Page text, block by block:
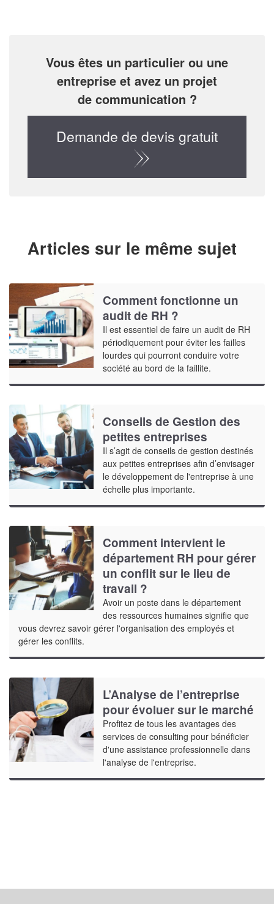
Vous êtes un particulier ou une
entreprise et avez un projet
de communication ?
Demande de devis gratuit
Articles sur le même sujet
Comment fonctionne un
audit de RH ?
Il est essentiel de faire un audit de RH
périodiquement pour éviter les failles
lourdes qui pourront conduire votre
société au bord de la faillite.
Conseils de Gestion des
petites entreprises
Il s’agit de conseils de gestion destinés
aux petites entreprises afin d’envisager
le développement de l'entreprise à une
échelle plus importante.
Comment intervient le
département RH pour gérer
un conflit sur le lieu de
travail ?
Avoir un poste dans le département
des ressources humaines signifie que
vous devrez savoir gérer l'organisation des employés et
gérer les conflits.
L’Analyse de l’entreprise
pour évoluer sur le marché
Profitez de tous les avantages des
services de consulting pour bénéficier
d'une assistance professionnelle dans
l'analyse de l'entreprise.